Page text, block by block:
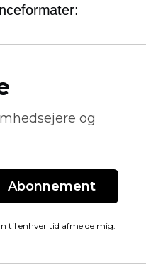
og
Abonnement
til enhver tid afmelde mig.